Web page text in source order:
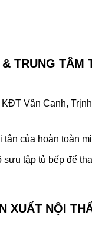
TRUNG TÂM
Vân Canh,
tận của hoàn toàn
sưu tập tủ bếp để
XUẤT NỘI